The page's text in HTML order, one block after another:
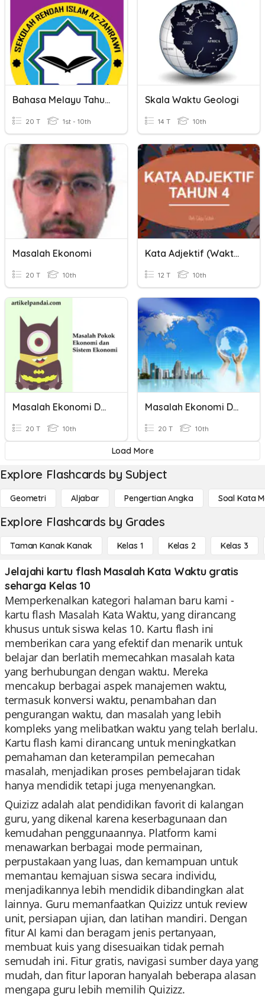
Bahasa Melayu Tahun 2 Kata Adjektif Waktu
20 T 1st - 10th
Skala Waktu Geologi
14 T 10th
Masalah Ekonomi
20 T 10th
Kata Adjektif (Waktu Dan Pancaindera)
12 T 10th
Masalah Ekonomi Dalam Sistem Ekonomi
20 T 10th
Masalah Ekonomi Dan Sistem Ekonomi
20 T 10th
Load More
Explore Flashcards by Subject
Geometri Aljabar Pengertian Angka Soal Kata
Explore Flashcards by Grades
Taman Kanak Kanak Kelas 1 Kelas 2 Kelas 3
Jelajahi kartu flash Masalah Kata Waktu gratis
seharga Kelas 10
Memperkenalkan kategori halaman baru kami -
kartu flash Masalah Kata Waktu, yang dirancang
khusus untuk siswa kelas 10. Kartu flash ini
memberikan cara yang efektif dan menarik untuk
belajar dan berlatih memecahkan masalah kata
yang berhubungan dengan waktu. Mereka
mencakup berbagai aspek manajemen waktu,
termasuk konversi waktu, penambahan dan
pengurangan waktu, dan masalah yang lebih
kompleks yang melibatkan waktu yang telah berlalu.
Kartu flash kami dirancang untuk meningkatkan
pemahaman dan keterampilan pemecahan
masalah, menjadikan proses pembelajaran tidak
hanya mendidik tetapi juga menyenangkan.
Quizizz adalah alat pendidikan favorit di kalangan
guru, yang dikenal karena keserbagunaan dan
kemudahan penggunaannya. Platform kami
menawarkan berbagai mode permainan,
perpustakaan yang luas, dan kemampuan untuk
memantau kemajuan siswa secara individu,
menjadikannya lebih mendidik dibandingkan alat
lainnya. Guru memanfaatkan Quizizz untuk review
unit, persiapan ujian, dan latihan mandiri. Dengan
fitur AI kami dan beragam jenis pertanyaan,
membuat kuis yang disesuaikan tidak pernah
semudah ini. Fitur gratis, navigasi sumber daya yang
mudah, dan fitur laporan hanyalah beberapa alasan
mengapa guru lebih memilih Quizizz.